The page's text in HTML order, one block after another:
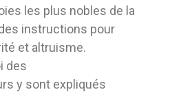
les plus nobles de la
instructions pour
et altruisme.
des
y sont expliqués